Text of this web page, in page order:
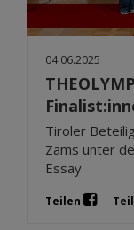
04.06.2025
Tiroler
Zams unter
Essay
Teilen